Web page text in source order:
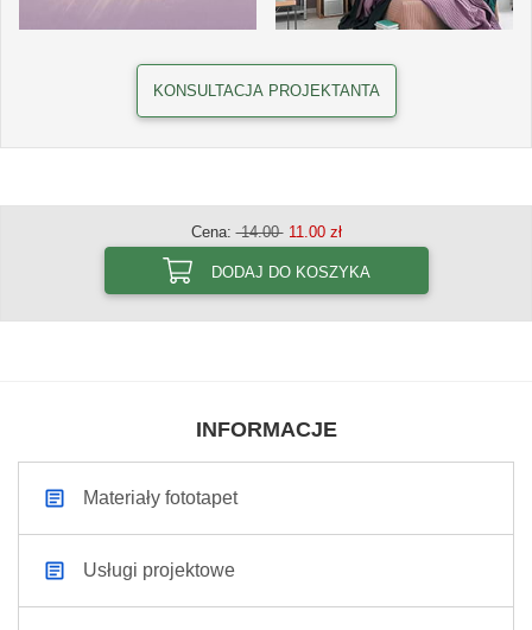
KONSULTACJA PROJEKTANTA
Cena:14.0011.00 zł
DODAJ DO KOSZYKA
INFORMACJE
Materiały fototapet
Usługi projektowe